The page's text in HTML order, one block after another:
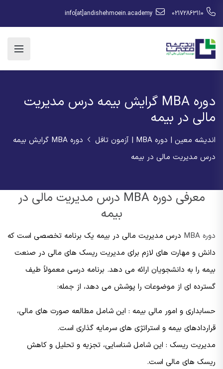
02172863110
info[at]andishehmoein.academy
دوره MBA گرایش بیمه درس مدیریت
مالی در بیمه
اندیشه معین | دوره MBA | آزمون تافل
دوره MBA گرایش بیمه
درس مدیریت مالی در بیمه
معرفی دوره MBA درس مدیریت مالی در
بیمه
دوره MBA
درس مدیریت مالی در بیمه یک برنامه تخصصی است که
دانش و مهارت های لازم برای مدیریت ریسک های مالی در صنعت
بیمه را به دانشجویان ارائه می دهد. برنامه درسی معمولاً طیف
گسترده ای از موضوعات را پوشش می دهد، از جمله:
حسابداری و امور مالی بیمه : این شامل مطالعه صورت های مالی،
قراردادهای بیمه و استراتژی های سرمایه گذاری است.
مدیریت ریسک : این شامل شناسایی، تجزیه و تحلیل و کاهش
ریسک های مالی است.